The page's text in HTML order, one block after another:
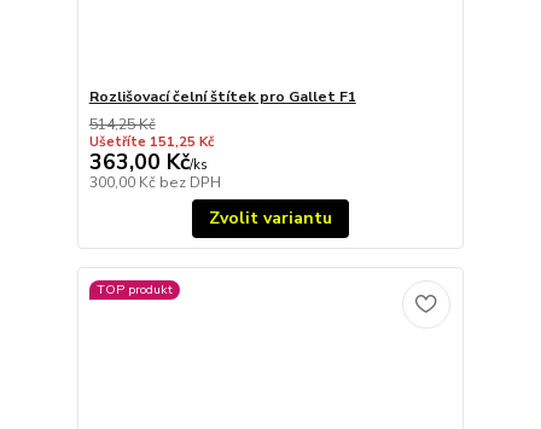
Rozlišovací čelní štítek pro Gallet F1
514,25 Kč
Ušetříte 151,25 Kč
363,00 Kč/ks
300,00 Kč bez DPH
Zvolit variantu
TOP produkt